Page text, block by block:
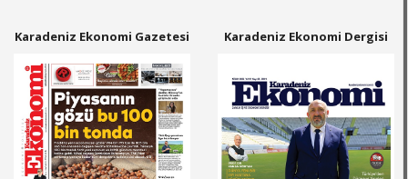
Karadeniz Ekonomi Gazetesi Karadeniz Ekonomi Dergisi